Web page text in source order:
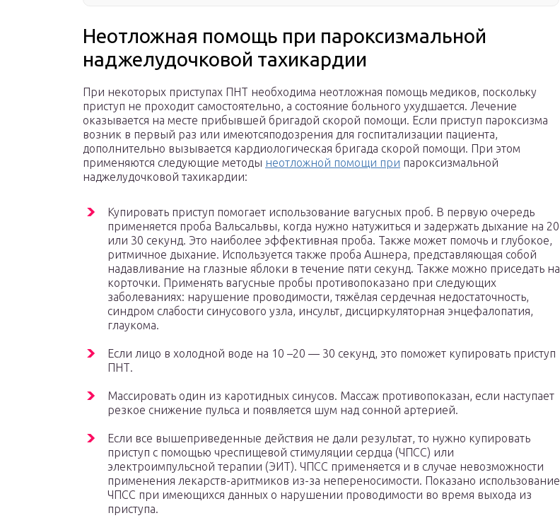
Неотложная помощь при пароксизмальной
наджелудочковой тахикардии
При некоторых приступах ПНТ необходима неотложная помощь медиков, поскольку
приступ не проходит самостоятельно, а состояние больного ухудшается. Лечение
оказывается на месте прибывшей бригадой скорой помощи. Если приступ пароксизма
возник в первый раз или имеютсяподозрения для госпитализации пациента,
дополнительно вызывается кардиологическая бригада скорой помощи. При этом
применяются следующие методы неотложной помощи при пароксизмальной
наджелудочковой тахикардии:
Купировать приступ помогает использование вагусных проб. В первую очередь
применяется проба Вальсальвы, когда нужно натужиться и задержать дыхание на 20
или 30 секунд. Это наиболее эффективная проба. Также может помочь и глубокое,
ритмичное дыхание. Используется также проба Ашнера, представляющая собой
надавливание на глазные яблоки в течение пяти секунд. Также можно приседать на
корточки. Применять вагусные пробы противопоказано при следующих
заболеваниях: нарушение проводимости, тяжёлая сердечная недостаточность,
синдром слабости синусового узла, инсульт, дисциркуляторная энцефалопатия,
глаукома.
Если лицо в холодной воде на 10 –20 — 30 секунд, это поможет купировать приступ
ПНТ.
Массировать один из каротидных синусов. Массаж противопоказан, если наступает
резкое снижение пульса и появляется шум над сонной артерией.
Если все вышеприведенные действия не дали результат, то нужно купировать
приступ с помощью чреспищевой стимуляции сердца (ЧПСС) или
электроимпульсной терапии (ЭИТ). ЧПСС применяется и в случае невозможности
применения лекарств-аритмиков из-за непереносимости. Показано использование
ЧПСС при имеющихся данных о нарушении проводимости во время выхода из
приступа.